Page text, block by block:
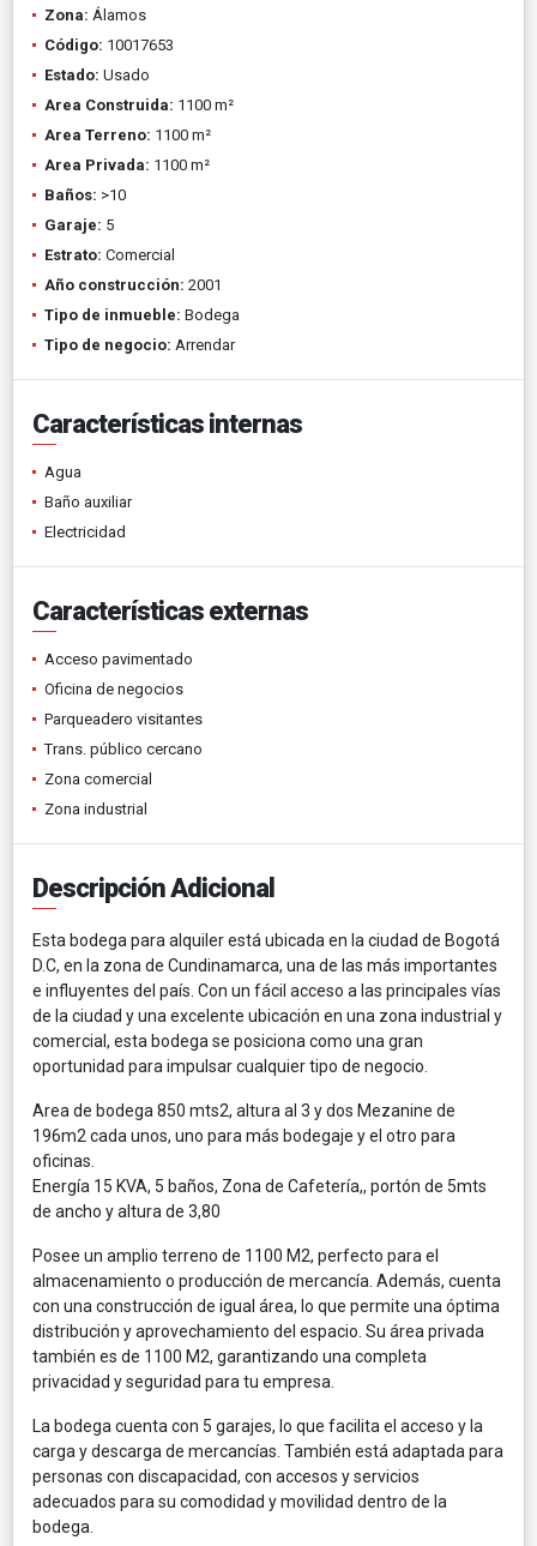
Zona: Álamos
Código: 10017653
Estado: Usado
Area Construida: 1100 m²
Area Terreno: 1100 m²
Area Privada: 1100 m²
Baños: >10
Garaje: 5
Estrato: Comercial
Año construcción: 2001
Tipo de inmueble: Bodega
Tipo de negocio: Arrendar
Características internas
Agua
Baño auxiliar
Electricidad
Características externas
Acceso pavimentado
Oficina de negocios
Parqueadero visitantes
Trans. público cercano
Zona comercial
Zona industrial
Descripción Adicional
Esta bodega para alquiler está ubicada en la ciudad de Bogotá
D.C, en la zona de Cundinamarca, una de las más importantes
e influyentes del país. Con un fácil acceso a las principales vías
de la ciudad y una excelente ubicación en una zona industrial y
comercial, esta bodega se posiciona como una gran
oportunidad para impulsar cualquier tipo de negocio.
Area de bodega 850 mts2, altura al 3 y dos Mezanine de
196m2 cada unos, uno para más bodegaje y el otro para
oficinas.
Energía 15 KVA, 5 baños, Zona de Cafetería,, portón de 5mts
de ancho y altura de 3,80
Posee un amplio terreno de 1100 M2, perfecto para el
almacenamiento o producción de mercancía. Además, cuenta
con una construcción de igual área, lo que permite una óptima
distribución y aprovechamiento del espacio. Su área privada
también es de 1100 M2, garantizando una completa
privacidad y seguridad para tu empresa.
La bodega cuenta con 5 garajes, lo que facilita el acceso y la
carga y descarga de mercancías. También está adaptada para
personas con discapacidad, con accesos y servicios
adecuados para su comodidad y movilidad dentro de la
bodega.